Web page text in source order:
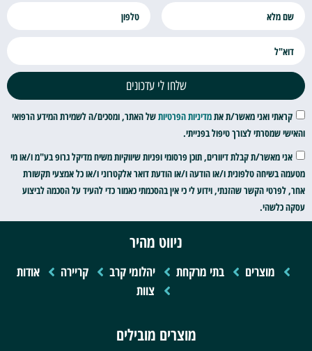
קראתי ואני מאשר/ת אתמדיניות הפרטיותשל האתר, ומסכים/ה לשמירת המידע הרפואי
והאישי שמסרתי לצורך טיפול בפנייתי.
אני מאשר/ת קבלת דיוורים, תוכן פרסומי ופניות שיווקיות משיח מדיקל גרופ בע"מ ו/או מי
מטעמה בשיחה טלפונית ו/או הודעה ו/או הודעת דואר אלקטרוני ו/או כל אמצעי תקשורת
אחר, לפרטי הקשר שהזנתי, וידוע לי כי אין בהסכמתי כאמור כדי להעיד על הסכמה לביצוע
עסקה כלשהי.
שלחו לי עדכונים
ניווט מהיר
מוצרים בתי מרקחת יהלומי קרב קריירה
אודות
צוות
מוצרים מובילים